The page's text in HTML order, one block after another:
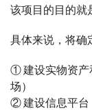
该项目的目的就
具体来说，将确
① 建设实物资产
场）
② 建设信息平台